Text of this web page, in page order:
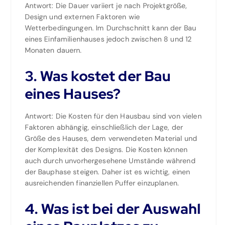
Antwort: Die Dauer variiert je nach Projektgröße,
Design und externen Faktoren wie
Wetterbedingungen. Im Durchschnitt kann der Bau
eines Einfamilienhauses jedoch zwischen 8 und 12
Monaten dauern.
3. Was kostet der Bau
eines Hauses?
Antwort: Die Kosten für den Hausbau sind von vielen
Faktoren abhängig, einschließlich der Lage, der
Größe des Hauses, dem verwendeten Material und
der Komplexität des Designs. Die Kosten können
auch durch unvorhergesehene Umstände während
der Bauphase steigen. Daher ist es wichtig, einen
ausreichenden finanziellen Puffer einzuplanen.
4. Was ist bei der Auswahl